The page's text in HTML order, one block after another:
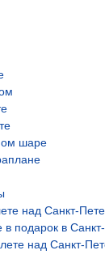
шаре
над Санкт-
в подарок в
над Санкт-